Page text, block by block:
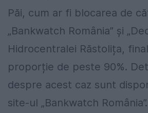
Păi, cum ar fi blocarea de
„Bankwatch România” și
Hidrocentralei Răstolița,
proporție de peste 90%.
despre acest caz sunt
site-ul „Bankwatch